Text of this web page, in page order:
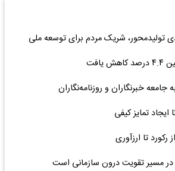
تولیدمحور، شریک مردم برای توسعه ملی
جامعه خبرنگاران و روزنامه‌نگاران
ایجاد تمایز کیفی
تا ارزآوری
در مسیر تقویت درون سازمانی است